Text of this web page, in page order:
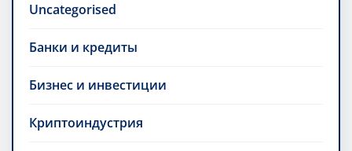
Uncategorised
Банки и кредиты
Бизнес и инвестиции
Криптоиндустрия